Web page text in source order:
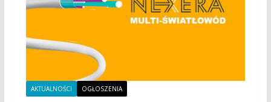
AKTUALNOŚCI OGŁOSZENIA